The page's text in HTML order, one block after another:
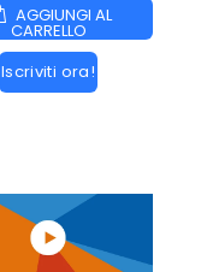
AGGIUNGI AL
CARRELLO
Iscriviti ora!